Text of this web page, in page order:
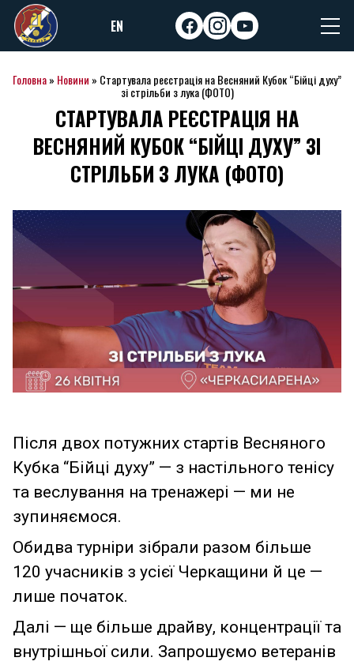
Skip
to
content
EN facebookinstagram
youtube
Головна» Новини » Стартувала реєстрація на Весняний Кубок “Бійці духу”
зі стрільби з лука (ФОТО)
СТАРТУВАЛА РЕЄСТРАЦІЯ НА
ВЕСНЯНИЙ КУБОК “БІЙЦІ ДУХУ” ЗІ
СТРІЛЬБИ З ЛУКА (ФОТО)
Після двох потужних стартів Весняного
Кубка “Бійці духу” — з настільного тенісу
та веслування на тренажері — ми не
зупиняємося.
Обидва турніри зібрали разом більше
120 учасників з усієї Черкащини й це —
лише початок.
Далі — ще більше драйву, концентрації та
внутрішньої сили. Запрошуємо ветеранів